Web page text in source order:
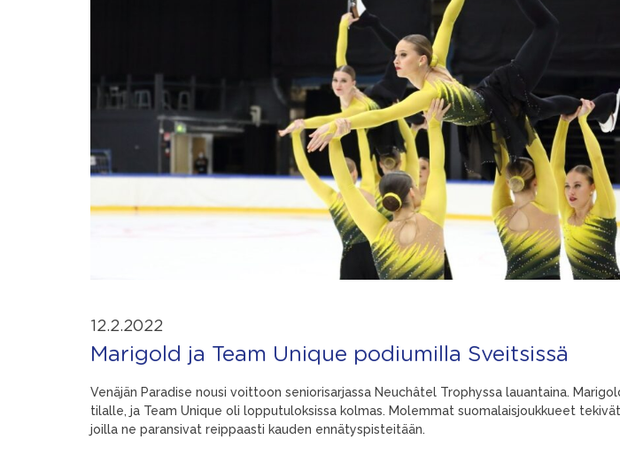
12.2.2022
Marigold ja Team Unique podiumilla Sveitsissä
Venäjän Paradise nousi voittoon seniorisarjassa Neuchâtel Trophyssa lauantaina.
tilalle, ja Team Unique oli lopputuloksissa kolmas. Molemmat suomalaisjoukkueet
joilla ne paransivat reippaasti kauden ennätyspisteitään.